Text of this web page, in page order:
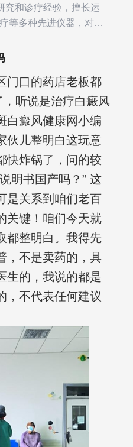
究和诊疗经验，擅长运
等多种先进仪器，对不
顽固性银屑病、全身
门口的药店老板都
，听说是治疗白癜风
白癜风健康网小编
伙儿整明白这玩意
快炸锅了，问的较
明书国产吗？” 这
是关系到咱们老百
关键！咱们今天就
都整明白。我得先
，不是卖药的，具
生的，我说的都是
，不代表任何建议